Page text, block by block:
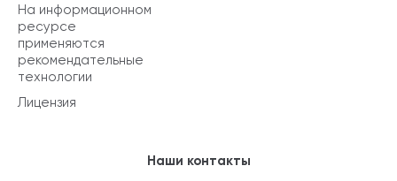
На информационном
ресурсе
применяются
рекомендательные
технологии
Лицензия
Наши контакты